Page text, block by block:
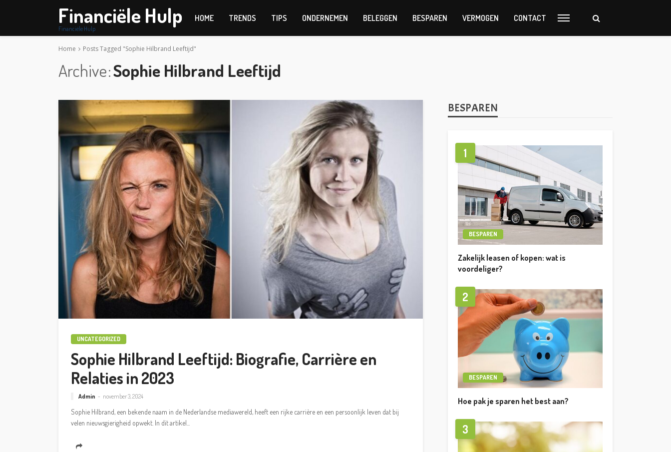
Financiële Hulp
Financiële Hulp
HOME TRENDS TIPS ONDERNEMEN BELEGGEN BESPAREN VERMOGEN CONTACT
Home Posts Tagged "Sophie Hilbrand Leeftijd"
Archive Sophie Hilbrand Leeftijd
UNCATEGORIZED
Sophie Hilbrand Leeftijd: Biografie, Carrière en
Relaties in 2023
Admin november 3, 2024
Sophie Hilbrand, een bekende naam in de Nederlandse mediawereld, heeft een rijke carrière en een persoonlijk leven dat bij
velen nieuwsgierigheid opwekt. In dit artikel...
BESPAREN
1
BESPAREN
Zakelijk leasen of kopen: wat is
voordeliger?
2
BESPAREN
Hoe pak je sparen het best aan?
3